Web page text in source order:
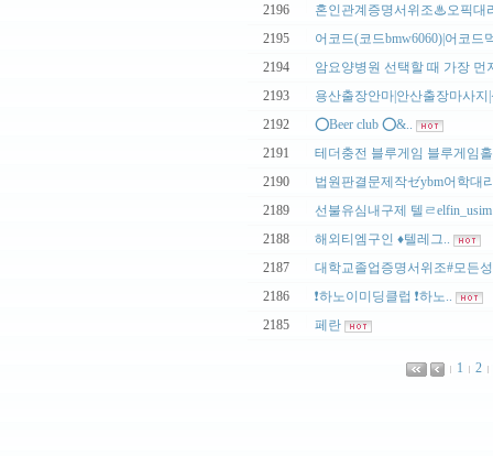
2196
혼인관계증명서위조♨오픽대
2195
어코드(코드bmw6060)|어코드
2194
암요양병원 선택할 때 가장 먼
2193
용산출장안마|안산출장마사지
2192
⭕️Beer club ⭕&..
2191
테더충전 블루게임 블루게임
2190
법원판결문제작ゼybm어학대
2189
선불유심내구제 텔ㄹ
2188
해외티엠구인 ♦️텔레그..
2187
대학교졸업증명서위조#모든
2186
❗하노이미딩클럽 ❗하노..
2185
페란
1 2